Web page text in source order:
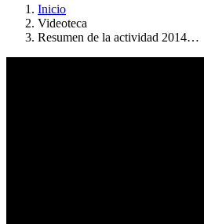
Inicio
Videoteca
Resumen de la actividad 2014…